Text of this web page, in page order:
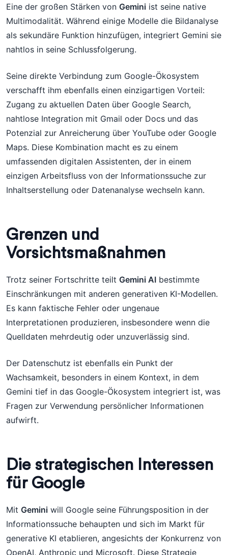
Eine der großen Stärken von Gemini ist seine native
Multimodalität. Während einige Modelle die Bildanalyse
als sekundäre Funktion hinzufügen, integriert Gemini sie
nahtlos in seine Schlussfolgerung.
Seine direkte Verbindung zum Google-Ökosystem
verschafft ihm ebenfalls einen einzigartigen Vorteil:
Zugang zu aktuellen Daten über Google Search,
nahtlose Integration mit Gmail oder Docs und das
Potenzial zur Anreicherung über YouTube oder Google
Maps. Diese Kombination macht es zu einem
umfassenden digitalen Assistenten, der in einem
einzigen Arbeitsfluss von der Informationssuche zur
Inhaltserstellung oder Datenanalyse wechseln kann.
Grenzen und
Vorsichtsmaßnahmen
Trotz seiner Fortschritte teilt Gemini AI bestimmte
Einschränkungen mit anderen generativen KI-Modellen.
Es kann faktische Fehler oder ungenaue
Interpretationen produzieren, insbesondere wenn die
Quelldaten mehrdeutig oder unzuverlässig sind.
Der Datenschutz ist ebenfalls ein Punkt der
Wachsamkeit, besonders in einem Kontext, in dem
Gemini tief in das Google-Ökosystem integriert ist, was
Fragen zur Verwendung persönlicher Informationen
aufwirft.
Die strategischen Interessen
für Google
Mit Gemini will Google seine Führungsposition in der
Informationssuche behaupten und sich im Markt für
generative KI etablieren, angesichts der Konkurrenz von
OpenAI, Anthropic und Microsoft. Diese Strategie